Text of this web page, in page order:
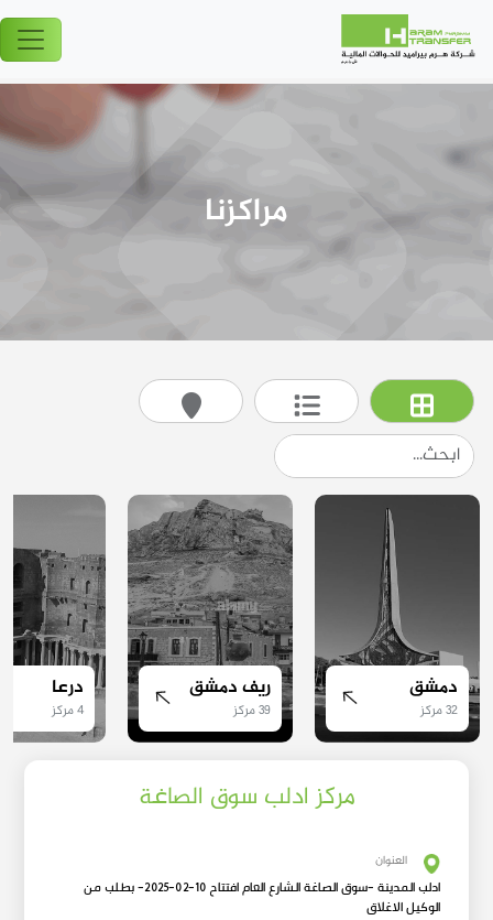
مراكزنا
دمشق
32 مركز
ريف دمشق
39 مركز
درعا
4 مركز
مركز ادلب سوق الصاغة
العنوان
ادلب المدينة -سوق الصاغة الشارع العام افتتاح 10-02-2025- بطلب من
الوكيل الاغلاق